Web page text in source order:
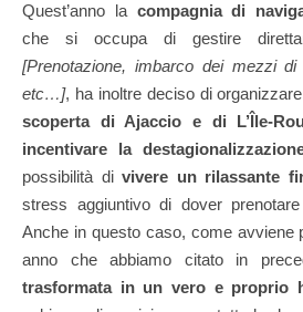
Quest’anno la compagnia di
che si occupa di gestire
[Prenotazione, imbarco dei mezzi di
etc…], ha inoltre deciso di
scoperta di Ajaccio e di L’Île-
incentivare la
possibilità di vivere un rilassante
stress aggiuntivo di dover
Anche in questo caso, come avviene
anno che abbiamo citato in
trasformata in un vero e proprio